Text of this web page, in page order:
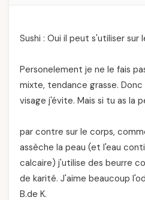
Sushi : Oui il peut s'utiliser sur
Personelement je ne le fais
mixte, tendance grasse.
visage j'évite. Mais si tu as la
par contre sur le corps,
assèche la peau (et l'eau
calcaire) j'utilise des beurre
de karité. J'aime beaucoup
B.de K.